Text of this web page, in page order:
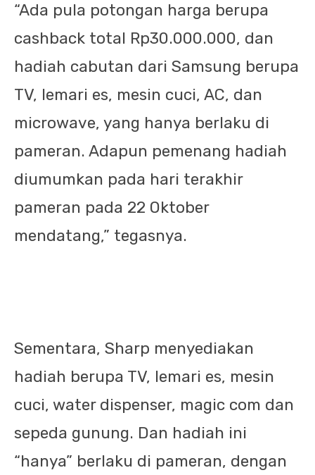
“Ada pula potongan harga berupa
cashback total Rp30.000.000, dan
hadiah cabutan dari Samsung berupa
TV, lemari es, mesin cuci, AC, dan
microwave, yang hanya berlaku di
pameran. Adapun pemenang hadiah
diumumkan pada hari terakhir
pameran pada 22 Oktober
mendatang,” tegasnya.
Sementara, Sharp menyediakan
hadiah berupa TV, lemari es, mesin
cuci, water dispenser, magic com dan
sepeda gunung. Dan hadiah ini
“hanya” berlaku di pameran, dengan